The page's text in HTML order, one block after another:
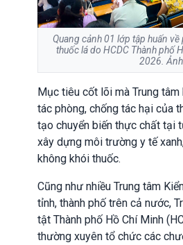
Quang cảnh 01 lớp tập huấn
thuốc lá do HCDC Thành phố
2026.
Mục tiêu cốt lõi mà Trung
tác phòng, chống tác hại của
tạo chuyển biến thực chất tại
xây dựng môi trường y tế
không khói thuốc.
Cũng như nhiều Trung tâm
tỉnh, thành phố trên cả nước,
tật Thành phố Hồ Chí Minh
thường xuyên tổ chức các